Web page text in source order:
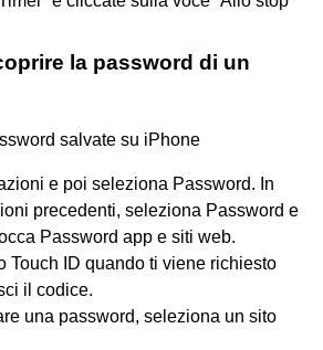
la password di un
salvate su iPhone
e poi seleziona Password. In
precedenti, seleziona Password e
Password app e siti web.
Touch ID quando ti viene richiesto
il codice.
una password, seleziona un sito